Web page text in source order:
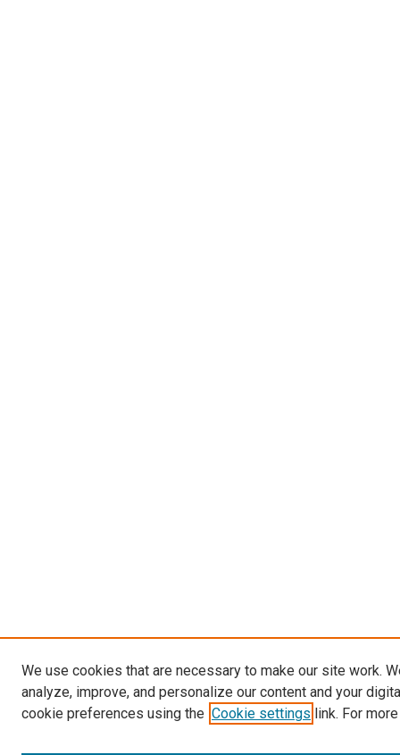
We use cookies that are necessary to make our site work.
analyze, improve, and personalize our content and your
cookie preferences using the Cookie settings link. For